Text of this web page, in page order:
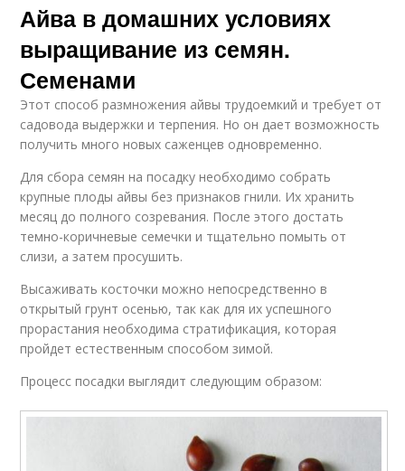
Айва в домашних условиях
выращивание из семян.
Семенами
Этот способ размножения айвы трудоемкий и требует от
садовода выдержки и терпения. Но он дает возможность
получить много новых саженцев одновременно.
Для сбора семян на посадку необходимо собрать
крупные плоды айвы без признаков гнили. Их хранить
месяц до полного созревания. После этого достать
темно-коричневые семечки и тщательно помыть от
слизи, а затем просушить.
Высаживать косточки можно непосредственно в
открытый грунт осенью, так как для их успешного
прорастания необходима стратификация, которая
пройдет естественным способом зимой.
Процесс посадки выглядит следующим образом: